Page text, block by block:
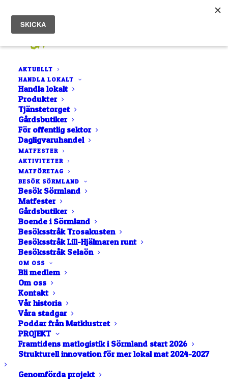
AKTUELLT
HANDLA LOKALT
Handla lokalt
Produkter
Tjänstetorget
Gårdsbutiker
För offentlig sektor
Dagligvaruhandel
MATFESTER
AKTIVITETER
MATFÖRETAG
BESÖK SÖRMLAND
Besök Sörmland
Matfester
Gårdsbutiker
Boende i Sörmland
Besöksstråk Trosakusten
Besöksstråk Lill-Hjälmaren runt
Besöksstråk Selaön
OM OSS
Bli medlem
Om oss
Kontakt
Vår historia
Våra stadgar
Poddar från Matklustret
PROJEKT
Framtidens matlogistik i Sörmland start 2026
Strukturell innovation för mer lokal mat 2024-2027
Genomförda projekt
Chipotlemarmelad. En utsökt rökig
Hem Chipotlemarmelad. En utsökt rökig chilimarmelad
Chipotlemarmelad. En
utsökt rökig
chilimarmelad
20kr
En rökig utsökt god marmelad gjord på röd paprika,
rökt paprika och Chipotle Morita (rökt chili). Ger en
mustig och rökig smak som passar både smakrika
och mild ostar, men går lika bra till grillat och annan
mat.
webbplats. Genom att klicka på knappen tas du till en